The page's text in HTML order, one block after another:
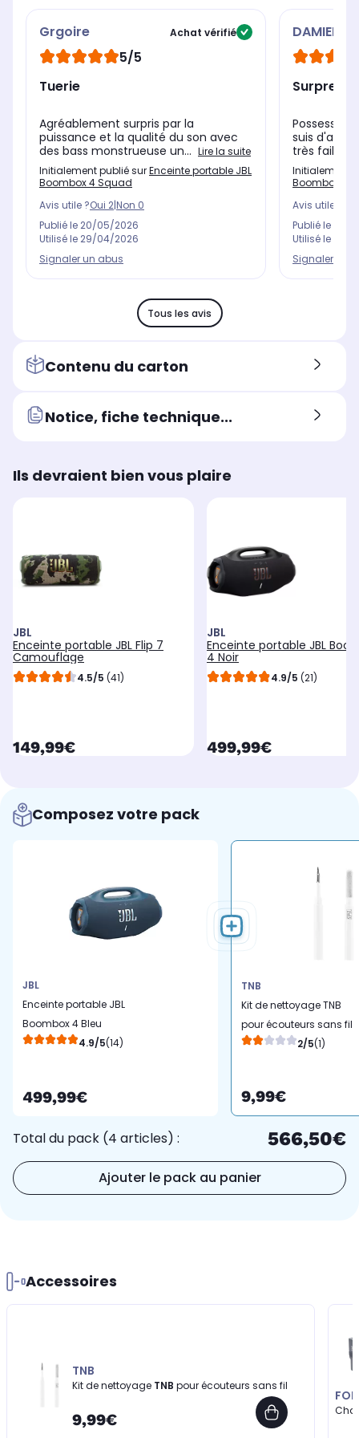
Grgoire Achat vérifié
5/5
Tuerie
Agréablement surpris par la
puissance et la qualité du son avec
des bass monstrueuse un... Lire la suite
Initialement publié surEnceinte portable JBL
Boombox 4 Squad
Avis utile ?Oui 2|Non 0
Publié le 20/05/2026
Utilisé le 29/04/2026
Signaler un abus
DAMIEN
Possesseur
suis
très faible
Initialement
Boombox 4
Avis utile ?
Publié le
Utilisé le
Signaler un
Tous les avis
Contenu du carton
Notice, fiche technique...
Ils devraient bien vous plaire
JBL
Enceinte portable JBL Flip 7
Camouflage
4.5/5 (41)
currentPrice
149,99€
JBL
Enceinte portable JBL
4 Noir
4.9/5 (21)
currentPrice
499,99€
Composez votre pack
JBL
Enceinte portable JBL
Boombox 4 Bleu
4.9/5(14)
499,99€
TNB
Kit de nettoyage TNB
pour écouteurs sans fil
2/5(1)
9,99€
Total du pack (4 articles) : 566,50€
Ajouter le pack au panier
Accessoires
TNB
Kit de nettoyage TNB pour écouteurs sans fil
9,99€